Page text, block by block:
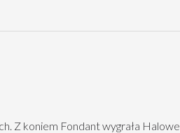
Z koniem Fondant wygrała Halowe